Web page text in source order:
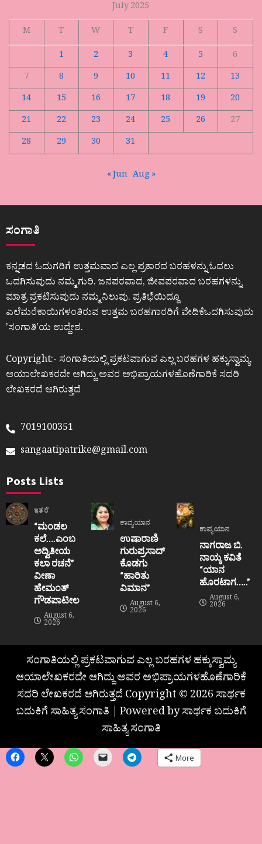
July 2025
M
T W T F S
S
1
2 3 4 5
6
7
8 9 10 11 12
13
14
15 16 17 18 19
20
21
22 23 24 25 26
27
28
29 30 31
« Jun Aug »
ಸಂಗಾತಿ
ಕನ್ನಡದ ಓದುಗರಿಗೆ ಉತ್ತಮವಾದ ಎಲ್ಲ ಪ್ರಕಾರದ ಬರಹಳನ್ನು ಓದಲು
ಒದಗಿಸುವುದು ನಮ್ಮ ಗುರಿ. ಜನಪರವಾದ, ಜೀವಪರವಾದ ಬರಹಗಳನ್ನು
ಮಾತ್ರ ಪ್ರಕಟಿಸುವುದು ನಮ್ಮ ನಿಲುವು. ಪ್ರತಿಭೆಯಿದ್ದೂ
ಎಲೆಮರೆಕಾಯಿಗಳಂತಿರುವ ಉತ್ತಮ ಬರಹಗಾರರಿಗೆ ವೇದಿಕೆಒದಗಿಸುವುದು
ʼಸಂಗಾತಿʼಯ ಉದ್ದೇಶ.
Copyright:- ಸಂಗಾತಿಯಲ್ಲಿ ಪ್ರಕಟವಾಗುವ ಎಲ್ಲ ಬರಹಗಳ ಹಕ್ಕುಸ್ವಾಮ್ಯ
ಆಯಾಲೇಖಕರದೇ ಆಗಿದ್ದು ಅವರ ಅಭಿಪ್ರಾಯಗಳಹೊಣೆಗಾರಿಕೆ ಸದರಿ
ಲೇಖಕರದೆ ಆಗಿರುತ್ತದೆ
7019100351
sangaatipatrike@gmail.com
Posts Lists
ಇತರೆ
“ಮಂಡಲ
ಕಲೆ….ಎಂಬ
ಅದ್ವಿತೀಯ
ಕಲಾ ರಚನೆ”‌
ವೀಣಾ
ಹೇಮಂತ್‌
ಗೌಡಪಾಟೀಲ
August 6,
2026
ಕಾವ್ಯಯಾನ
ಉಷಾರಾಣಿ
ಗುರುಪ್ರಸಾದ್
ಕೊಡಗು
“ಹಾರಿತು
ವಿಮಾನ”
August 6,
2026
ಕಾವ್ಯಯಾನ
ನಾಗರಾಜ ಬಿ.
ನಾಯ್ಕ ಕವಿತೆ
“ಯಾನ
ಹೊರಟಾಗ…..”
August 6,
2026
ಸಂಗಾತಿಯಲ್ಲಿ ಪ್ರಕಟವಾಗುವ ಎಲ್ಲ ಬರಹಗಳ ಹಕ್ಕುಸ್ವಾಮ್ಯ
ಆಯಾಲೇಖಕರದೇ ಆಗಿದ್ದು ಅವರ ಅಭಿಪ್ರಾಯಗಳಹೊಣೆಗಾರಿಕೆ
ಸದರಿ ಲೇಖಕರದೆ ಆಗಿರುತ್ತದೆ Copyright © 2026 ಸಾರ್ಥಕ
ಬದುಕಿಗೆ ಸಾಹಿತ್ಯ ಸಂಗಾತಿ | Powered by ಸಾರ್ಥಕ ಬದುಕಿಗೆ
ಸಾಹಿತ್ಯ ಸಂಗಾತಿ
More